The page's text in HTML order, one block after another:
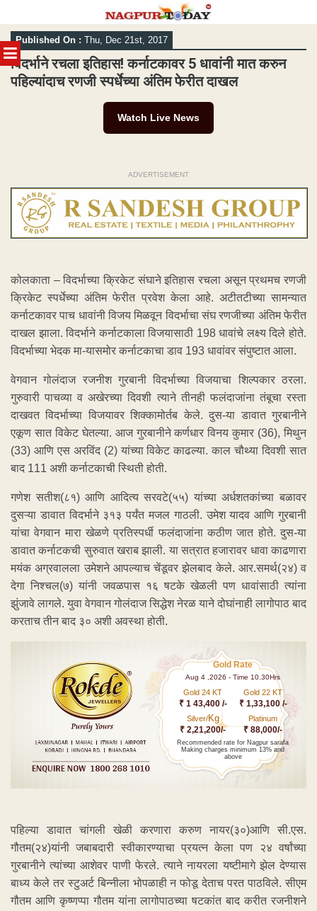
MENU
Skip
to
content
Published On : Thu, Dec 21st, 2017
विदर्भाने रचला इतिहास! कर्नाटकावर 5 धावांनी मात करुन
पहिल्यांदाच रणजी स्पर्धेच्या अंतिम फेरीत दाखल
Watch Live News
ADVERTISEMENT
कोलकाता – विदर्भाच्या क्रिकेट संघाने इतिहास रचला असून प्रथमच रणजी
क्रिकेट स्पर्धेच्या अंतिम फेरीत प्रवेश केला आहे. अटीतटीच्या सामन्यात
कर्नाटकावर पाच धावांनी विजय मिळवून विदर्भाचा संघ रणजीच्या अंतिम फेरीत
दाखल झाला. विदर्भाने कर्नाटकाला विजयासाठी 198 धावांचे लक्ष्य दिले होते.
विदर्भाच्या भेदक मा-यासमोर कर्नाटकाचा डाव 193 धावांवर संपुष्टात आला.
वेगवान गोलंदाज रजनीश गुरबानी विदर्भाच्या विजयाचा शिल्पकार ठरला.
गुरुवारी पाचव्या व अखेरच्या दिवशी त्याने तीनही फलंदाजांना तंबूचा रस्ता
दाखवत विदर्भाच्या विजयावर शिक्कामोर्तब केले. दुस-या डावात गुरबानीने
एकूण सात विकेट घेतल्या. आज गुरबानीने कर्णधार विनय कुमार (36), मिथुन
(33) आणि एस अरविंद (2) यांच्या विकेट काढल्या. काल चौथ्या दिवशी सात
बाद 111 अशी कर्नाटकाची स्थिती होती.
गणेश सतीश(८१) आणि आदित्य सरवटे(५५) यांच्या अर्धशतकांच्या बळावर
दुसऱ्या डावात विदर्भाने ३१३ पर्यंत मजल गाठली. उमेश यादव आणि गुरबानी
यांचा वेगवान मारा खेळणे प्रतिस्पर्धी फलंदाजांना कठीण जात होते. दुस-या
डावात कर्नाटकची सुरुवात खराब झाली. या सत्रात हजारावर धावा काढणारा
मयंक अग्रवालला उमेशने आपल्याच चेंडूवर झेलबाद केले. आर.समर्थ(२४) व
देगा निश्चल(७) यांनी जवळपास १६ षटके खेळली पण धावांसाठी त्यांना
झुंजावे लागले. युवा वेगवान गोलंदाज सिद्धेश नेरळ याने दोघांनाही लागोपाठ बाद
करताच तीन बाद ३० अशी अवस्था होती.
Gold Rate
Aug 4 ,2026 - Time 10.30Hrs
Gold 24 KT
₹ 1 43,400 /-
Gold 22 KT
₹ 1,33,100 /-
Silver/Kg
₹ 2,21,200/-
Platinum
₹ 88,000/-
Recommended rate for Nagpur sarafa
Making charges minimum 13% and
above
पहिल्या डावात चांगली खेळी करणारा करुण नायर(३०)आणि सी.एस.
गौतम(२४)यांनी जबाबदारी स्वीकारण्याचा प्रयत्न केला पण २४ वर्षांच्या
गुरबानीने त्यांच्या आशेवर पाणी फेरले. त्याने नायरला यष्टीमागे झेल देण्यास
बाध्य केले तर स्टुअर्ट बिन्नीला भोपळाही न फोडू देताच परत पाठविले. सीएम
गौतम आणि कृष्णप्पा गौतम यांना लागोपाठच्या षटकांत बाद करीत रजनीशने